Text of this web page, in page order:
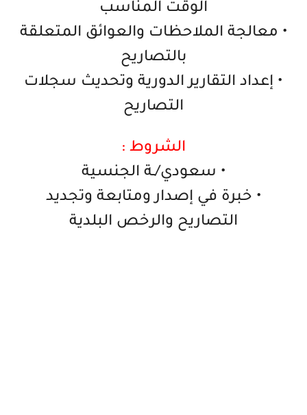
الوقت المناسب
• معالجة الملاحظات والعوائق المتعلقة
بالتصاريح
• إعداد التقارير الدورية وتحديث سجلات
التصاريح
الشروط :
• سعودي/ـة الجنسية
• خبرة في إصدار ومتابعة وتجديد
التصاريح والرخص البلدية